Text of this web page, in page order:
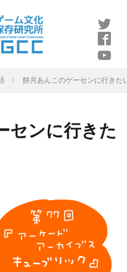
餅月あんこのゲーセンに行きた
センに行きた